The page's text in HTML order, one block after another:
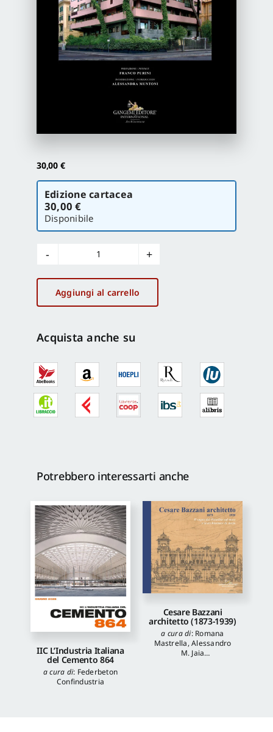
Proposte di pubblicazione
30,00 €
Scegli
versione
Edizione cartacea
30,00 €
Disponibile
Ingegneri-
Architetti
della
scuola
di
/
Engineers-
Architects
the
architecture
Aggiungi al carrello
Acquista anche su
Potrebbero interessarti anche
IIC L’Industria Italiana
del Cemento 864
a cura di: Federbeton
Confindustria
Cesare Bazzani
architetto (1873-1939)
a cura di: Romana
Mastrella,Alessandro
M. Jaia